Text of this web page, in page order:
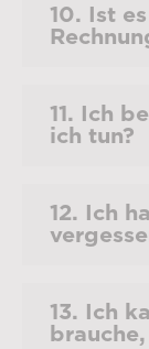
10. Ist
11. Ich
ich tun?
12. Ich
13. Ich